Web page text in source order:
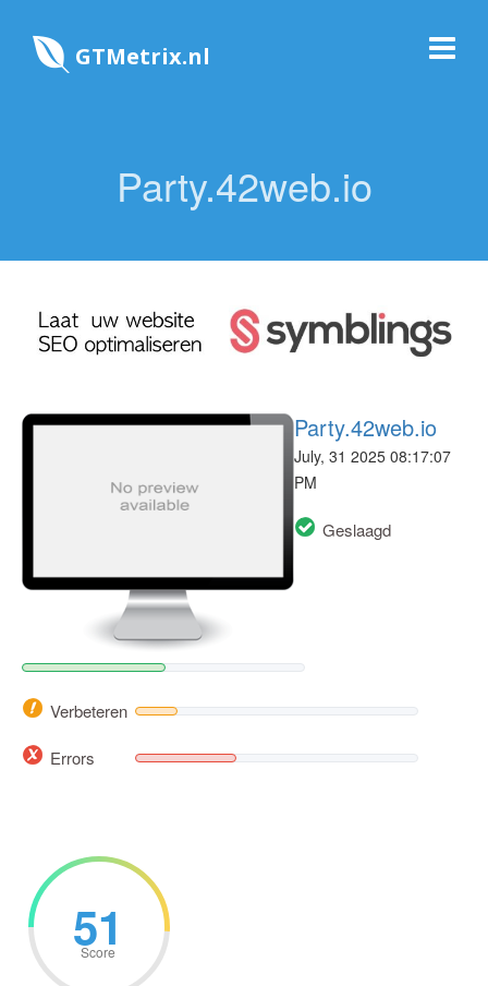
GTMetrix.nl
Party.42web.io
Party.42web.io
July, 31 2025 08:17:07
PM
Geslaagd
Verbeteren
Errors
51
Score